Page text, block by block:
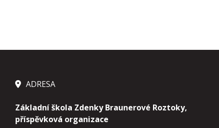
ADRESA
Základní škola Zdenky Braunerové Roztoky,
příspěvková organizace